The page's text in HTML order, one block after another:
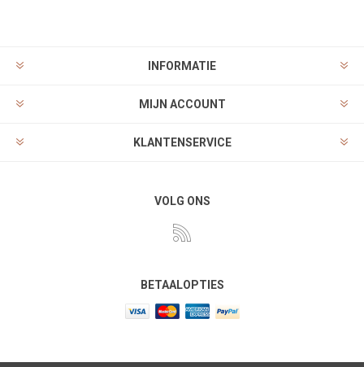
INFORMATIE
MIJN ACCOUNT
KLANTENSERVICE
VOLG ONS
BETAALOPTIES